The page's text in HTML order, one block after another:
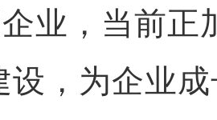
业，当前正
设，为企业